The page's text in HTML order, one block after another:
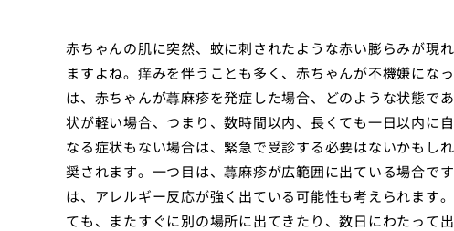
赤ちゃんの肌に突然、蚊に刺されたような赤い膨らみが現
ますよね。痒みを伴うことも多く、赤ちゃんが不機嫌にな
は、赤ちゃんが蕁麻疹を発症した場合、どのような状態で
状が軽い場合、つまり、数時間以内、長くても一日以内に
なる症状もない場合は、緊急で受診する必要はないかもし
奨されます。一つ目は、蕁麻疹が広範囲に出ている場合で
は、アレルギー反応が強く出ている可能性も考えられます
ても、またすぐに別の場所に出てきたり、数日にわたって